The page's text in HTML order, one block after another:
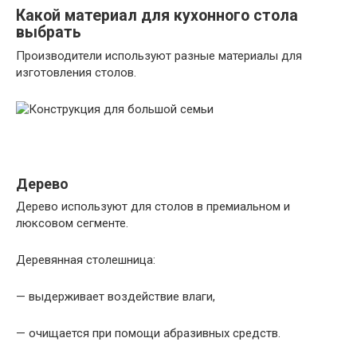
Какой материал для кухонного стола
выбрать
Производители используют разные материалы для
изготовления столов.
Дерево
Дерево используют для столов в премиальном и
люксовом сегменте.
Деревянная столешница:
— выдерживает воздействие влаги,
— очищается при помощи абразивных средств.